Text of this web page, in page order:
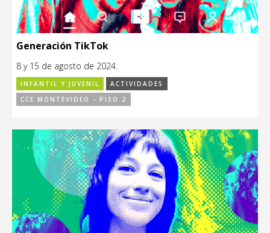
Generación TikTok
8 y 15 de agosto de 2024.
INFANTIL Y JUVENIL
ACTIVIDADES
CCE MONTEVIDEO - PISO 2